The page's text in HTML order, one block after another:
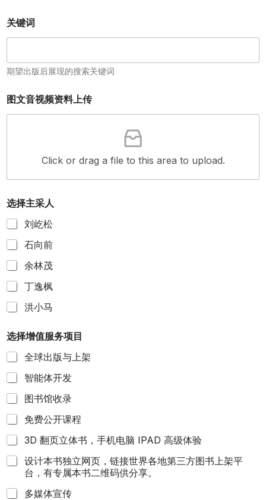
关键词
期望出版后展现的搜索关键词
图文音视频资料上传
Click or drag a file to this area to upload.
选择主采人
刘屹松
石向前
余林茂
丁逸枫
洪小马
选择增值服务项目
全球出版与上架
智能体开发
图书馆收录
免费公开课程
3D 翻页立体书，手机电脑 IPAD 高级体验
设计本书独立网页，链接世界各地第三方图书上架平
台，有专属本书二维码供分享。
多媒体宣传